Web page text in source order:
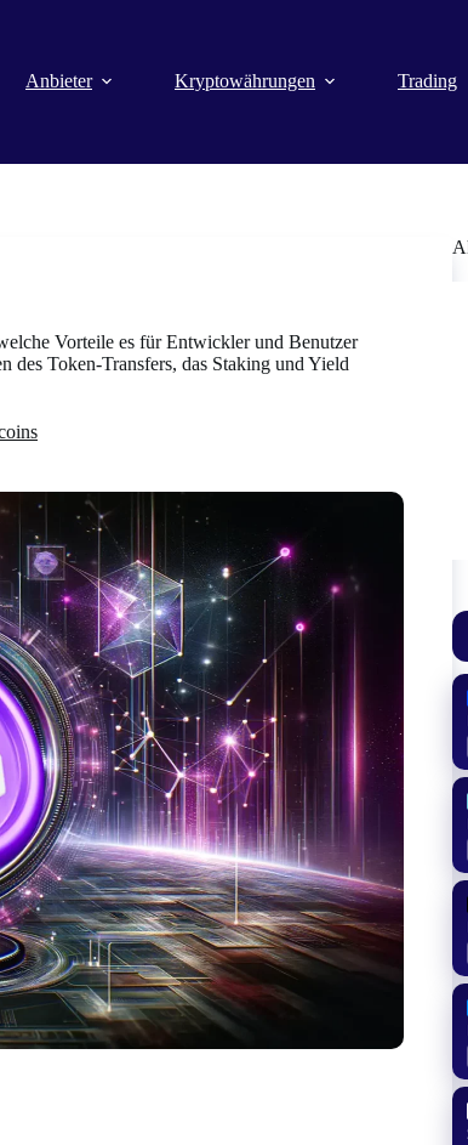
Anbieter Kryptowährungen Trading
Vorteile es für Entwickler und Benutzer
Token-Transfers, das Staking und Yield